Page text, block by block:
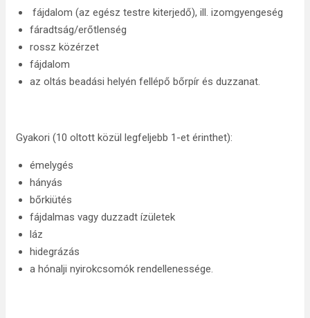
fájdalom (az egész testre kiterjedő), ill. izomgyengeség
fáradtság/erőtlenség
rossz közérzet
fájdalom
az oltás beadási helyén fellépő bőrpír és duzzanat.
Gyakori (10 oltott közül legfeljebb 1-et érinthet):
émelygés
hányás
bőrkiütés
fájdalmas vagy duzzadt ízületek
láz
hidegrázás
a hónalji nyirokcsomók rendellenessége.